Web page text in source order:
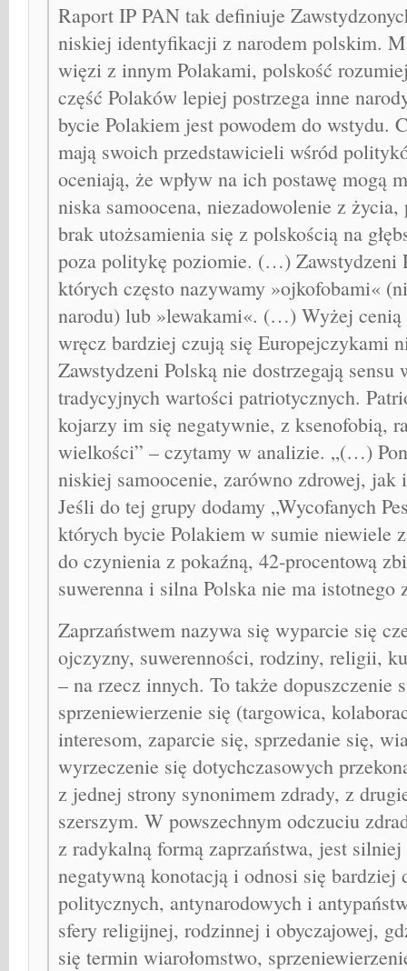
Raport IP PAN tak definiuje
niskiej identyfikacji z narodem polskim.
więzi z innym Polakami, polskość
część Polaków lepiej postrzega inne
bycie Polakiem jest powodem do wstydu.
mają swoich przedstawicieli wśród
oceniają, że wpływ na ich postawę mogą
niska samoocena, niezadowolenie z
brak utożsamienia się z polskością na
poza politykę poziomie. (…) Zawstydzeni
których często nazywamy »ojkofobami«
narodu) lub »lewakami«. (…) Wyżej cenią
wręcz bardziej czują się Europejczykami
Zawstydzeni Polską nie dostrzegają sensu
tradycyjnych wartości patriotycznych.
kojarzy im się negatywnie, z ksenofobią,
wielkości” – czytamy w analizie. „(…)
niskiej samoocenie, zarówno zdrowej, jak
Jeśli do tej grupy dodamy „Wycofanych
których bycie Polakiem w sumie niewiele
do czynienia z pokaźną, 42-procentową
suwerenna i silna Polska nie ma istotnego
Zaprzaństwem nazywa się wyparcie się
ojczyzny, suwerenności, rodziny, religii,
– na rzecz innych. To także dopuszczenie
sprzeniewierzenie się (targowica,
interesom, zaparcie się, sprzedanie się,
wyrzeczenie się dotychczasowych
z jednej strony synonimem zdrady, z
szerszym. W powszechnym odczuciu
z radykalną formą zaprzaństwa, jest silniej
negatywną konotacją i odnosi się bardziej
politycznych, antynarodowych i
sfery religijnej, rodzinnej i obyczajowej,
się termin wiarołomstwo,